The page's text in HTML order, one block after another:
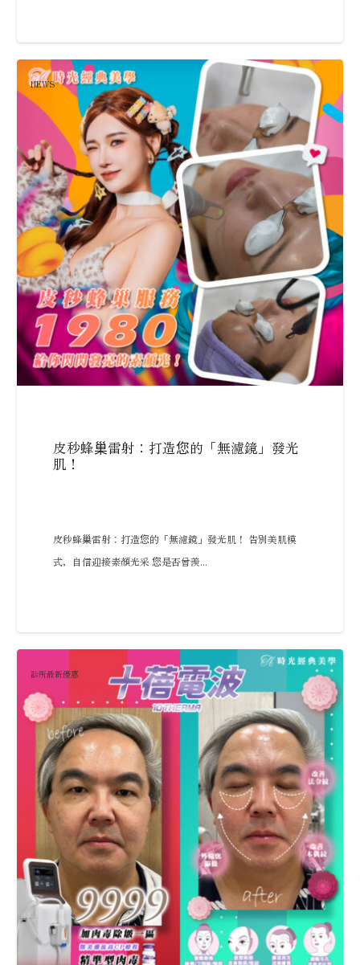
NEWS
皮秒蜂巢雷射：打造您的「無濾鏡」發光
肌！
皮秒蜂巢雷射：打造您的「無濾鏡」發光肌！ 告別美肌模
式，自信迎接素顏光采 您是否曾羨...
診所最新優惠